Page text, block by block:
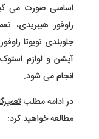
اساسی صورت می
راوفور هیبریدی،
جلوبندی تویوتا
آپشن و لوازم استوک
انجام می شود.
در ادامه مطلب
مطالعه خواهید کرد: